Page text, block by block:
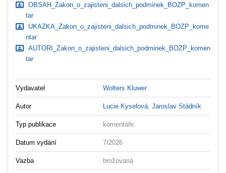
OBSAH_Zakon_o_zajisteni_dalsich_podminek_BOZP_komen
tar
UKAZKA_Zakon_o_zajisteni_dalsich_podminek_BOZP_kome
ntar
AUTORI_Zakon_o_zajisteni_dalsich_podminek_BOZP_komen
tar
Vydavatel Wolters Kluwer
Autor Lucie Kyselová ,Jaroslav Stádník
Typ publikace komentáře
Datum vydání 7/2026
Vazba brožovaná